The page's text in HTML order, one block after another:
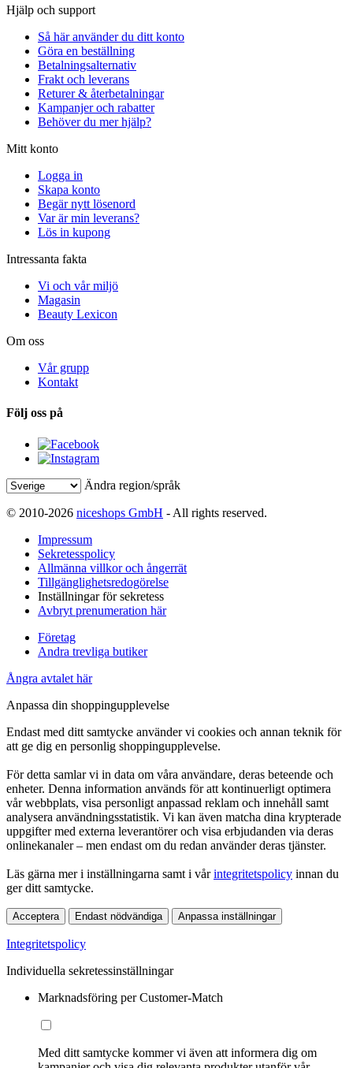
Hjälp och support
Så här använder du ditt konto
Göra en beställning
Betalningsalternativ
Frakt och leverans
Returer & återbetalningar
Kampanjer och rabatter
Behöver du mer hjälp?
Mitt konto
Logga in
Skapa konto
Begär nytt lösenord
Var är min leverans?
Lös in kupong
Intressanta fakta
Vi och vår miljö
Magasin
Beauty Lexicon
Om oss
Vår grupp
Kontakt
Följ oss på
Ändra region/språk
© 2010-2026 niceshops GmbH - All rights reserved.
Impressum
Sekretesspolicy
Allmänna villkor och ångerrät
Tillgänglighetsredogörelse
Inställningar för sekretess
Avbryt prenumeration här
Företag
Andra trevliga butiker
Ångra avtalet här
Anpassa din shoppingupplevelse
Endast med ditt samtycke använder vi cookies och annan teknik för
att ge dig en personlig shoppingupplevelse.
För detta samlar vi in data om våra användare, deras beteende och
enheter. Denna information används för att kontinuerligt optimera
vår webbplats, visa personligt anpassad reklam och innehåll samt
analysera användningsstatistik. Vi kan även matcha dina krypterade
uppgifter med externa leverantörer och visa erbjudanden via deras
onlinekanaler – men endast om du redan använder deras tjänster.
Läs gärna mer i inställningarna samt i vårintegritetspolicy innan du
ger ditt samtycke.
Acceptera Endast nödvändiga Anpassa inställningar
Integritetspolicy
Individuella sekretessinställningar
Marknadsföring per Customer-Match
Med ditt samtycke kommer vi även att informera dig om